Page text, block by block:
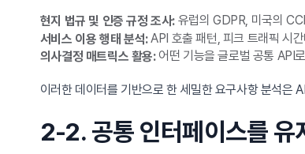
현지 법규 및 인증 규정 조사:유럽의 GDPR, 미국의
서비스 이용 행태 분석:API 호출 패턴, 피크 트래픽 시
의사결정 매트릭스 활용:어떤 기능을 글로벌 공통 API
이러한 데이터를 기반으로 한 세밀한 요구사항 분석은
2-2. 공통 인터페이스를 유